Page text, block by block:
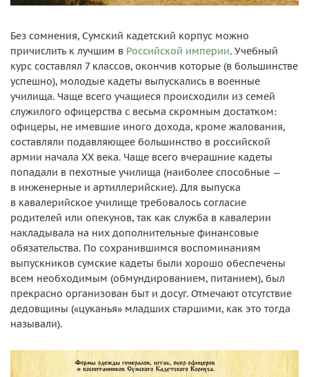
Без сомнения, Сумский кадетский корпус можно
причислить к лучшим в Российской империи. Учебный
курс составлял 7 классов, окончив которые (в большинстве
успешно), молодые кадеты выпускались в военные
училища. Чаще всего учащиеся происходили из семей
служилого офицерства с весьма скромным достатком:
офицеры, не имевшие иного дохода, кроме жалования,
составляли подавляющее большинство в российской
армии начала ХХ века. Чаще всего вчерашние кадеты
попадали в пехотные училища (наиболее способные —
в инженерные и артиллерийские). Для выпуска
в кавалерийское училище требовалось согласие
родителей или опекунов, так как служба в кавалерии
накладывала на них дополнительные финансовые
обязательства. По сохранившимся воспоминаниям
выпускников сумские кадеты были хорошо обеспечены
всем необходимым (обмундированием, питанием), был
прекрасно организован быт и досуг. Отмечают отсутствие
дедовщины («цуканья» младших старшими, как это тогда
называли).